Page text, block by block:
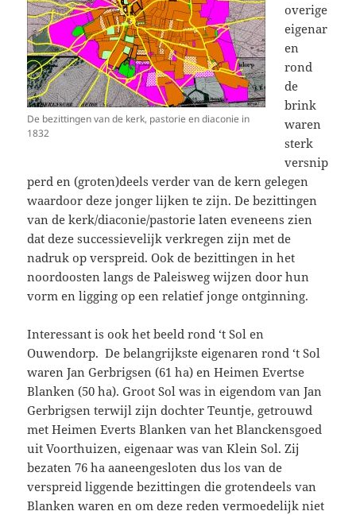
De bezittingen van de kerk, pastorie en diaconie in
1832
overige
eigenar
en
rond
de
brink
waren
sterk
versnip
perd en (groten)deels verder van de kern gelegen
waardoor deze jonger lijken te zijn. De bezittingen
van de kerk/diaconie/pastorie laten eveneens zien
dat deze successievelijk verkregen zijn met de
nadruk op verspreid. Ook de bezittingen in het
noordoosten langs de Paleisweg wijzen door hun
vorm en ligging op een relatief jonge ontginning.
Interessant is ook het beeld rond ‘t Sol en
Ouwendorp. De belangrijkste eigenaren rond ‘t Sol
waren Jan Gerbrigsen (61 ha) en Heimen Evertse
Blanken (50 ha). Groot Sol was in eigendom van Jan
Gerbrigsen terwijl zijn dochter Teuntje, getrouwd
met Heimen Everts Blanken van het Blanckensgoed
uit Voorthuizen, eigenaar was van Klein Sol. Zij
bezaten 76 ha aaneengesloten dus los van de
verspreid liggende bezittingen die grotendeels van
Blanken waren en om deze reden vermoedelijk niet